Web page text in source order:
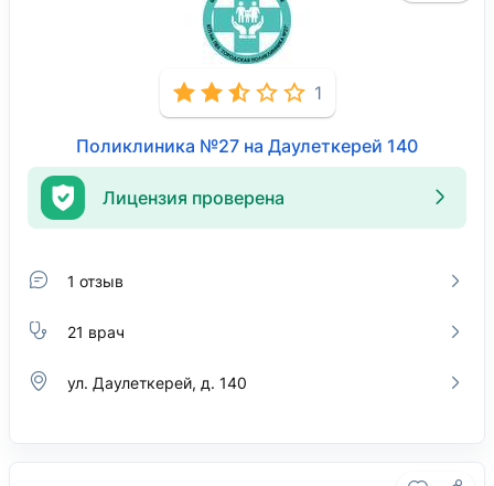
1
Поликлиника №27 на Даулеткерей 140
Лицензия проверена
1 отзыв
21 врач
ул. Даулеткерей, д. 140